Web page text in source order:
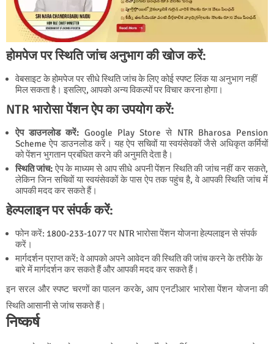
होमपेज पर स्थिति जांच अनुभाग की खोज करें:
वेबसाइट के होमपेज पर सीधे स्थिति जांच के लिए कोई स्पष्ट लिंक या अनुभाग नहीं
मिल सकता है। इसलिए, आपको अन्य विकल्पों पर विचार करना होगा।
NTR भारोसा पेंशन ऐप का उपयोग करें:
ऐप डाउनलोड करें: Google Play Store से NTR Bharosa Pension
Scheme ऐप डाउनलोड करें। यह ऐप सचिवों या स्वयंसेवकों जैसे अधिकृत कर्मियों
को पेंशन भुगतान प्रबंधित करने की अनुमति देता है।
स्थिति जांच:ऐप के माध्यम से आप सीधे अपनी पेंशन स्थिति की जांच नहीं कर सकते,
लेकिन जिन सचिवों या स्वयंसेवकों के पास ऐप तक पहुंच है, वे आपकी स्थिति जांच में
आपकी मदद कर सकते हैं।
हेल्पलाइन पर संपर्क करें:
फोन करें: 1800-233-1077 पर NTR भारोसा पेंशन योजना हेल्पलाइन से संपर्क
करें।
मार्गदर्शन प्राप्त करें: वे आपको अपने आवेदन की स्थिति की जांच करने के तरीके के
बारे में मार्गदर्शन कर सकते हैं और आपकी मदद कर सकते हैं।
इन सरल और स्पष्ट चरणों का पालन करके, आप एनटीआर भारोसा पेंशन योजना की
स्थिति आसानी से जांच सकते हैं।
निष्कर्ष